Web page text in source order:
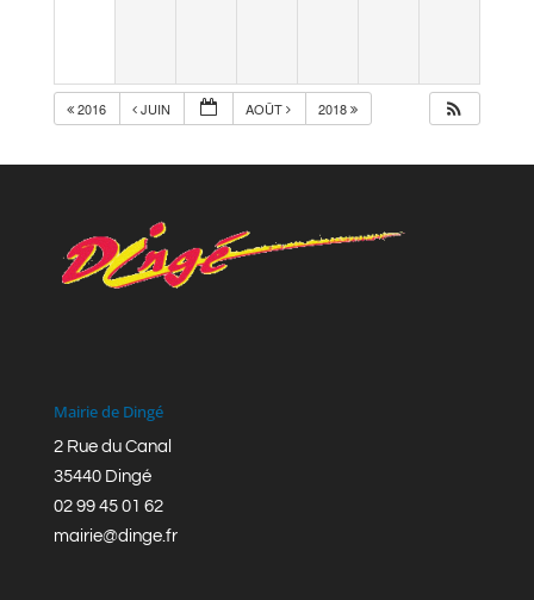
2016 JUIN AOÛT 2018
Mairie de Dingé
2 Rue du Canal
35440 Dingé
02 99 45 01 62
mairie@dinge.fr